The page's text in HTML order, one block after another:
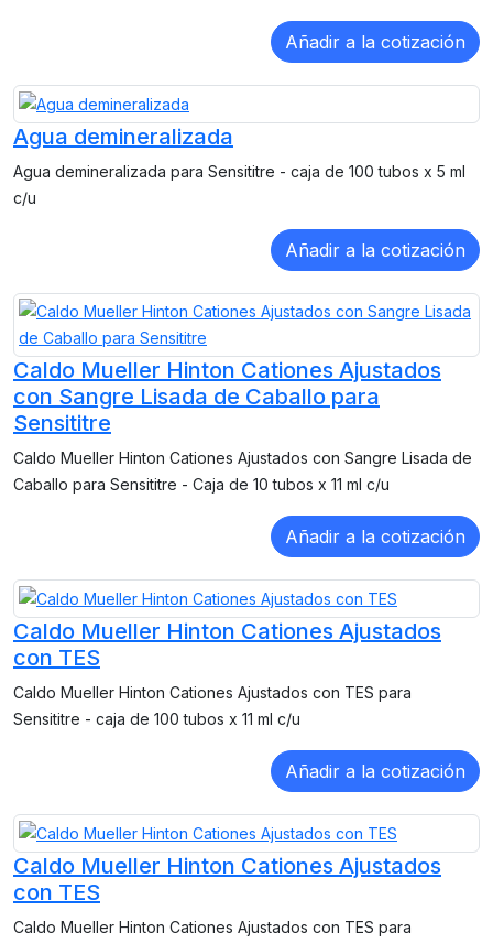
Agua demineralizada
Agua demineralizada para Sensititre - caja de 100 tubos x 5 ml
c/u
Caldo Mueller Hinton Cationes Ajustados
con Sangre Lisada de Caballo para
Sensititre
Caldo Mueller Hinton Cationes Ajustados con Sangre Lisada de
Caballo para Sensititre - Caja de 10 tubos x 11 ml c/u
Caldo Mueller Hinton Cationes Ajustados
con TES
Caldo Mueller Hinton Cationes Ajustados con TES para
Sensititre - caja de 100 tubos x 11 ml c/u
Caldo Mueller Hinton Cationes Ajustados
con TES
Caldo Mueller Hinton Cationes Ajustados con TES para